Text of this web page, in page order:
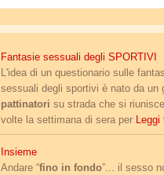
Fantasie sessuali degli SPORTIVI
L'idea di un questionario sulle
sessuali degli sportivi è nato da un
pattinatori su strada che si
volte la settimana di sera per Leggi
Insieme
Andare “fino in fondo”... il sesso